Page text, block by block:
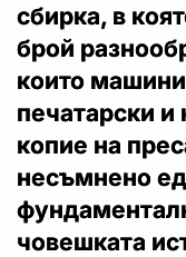
сбирка, в
брой
които машини
печатарски
копие на
несъмнено
човешката